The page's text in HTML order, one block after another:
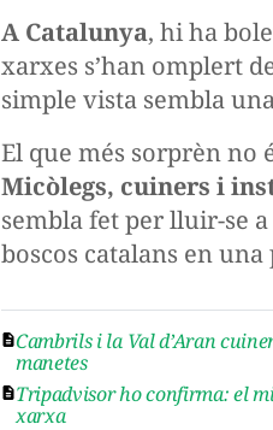
A Catalunya, hi ha
xarxes s’han omplert
simple vista sembla
El que més sorprèn no
Micòlegs, cuiners i
sembla fet per lluir-se
boscos catalans en una
Cambrils i la Val d’Aran
manetes
Tripadvisor ho confirma: el
xarxa